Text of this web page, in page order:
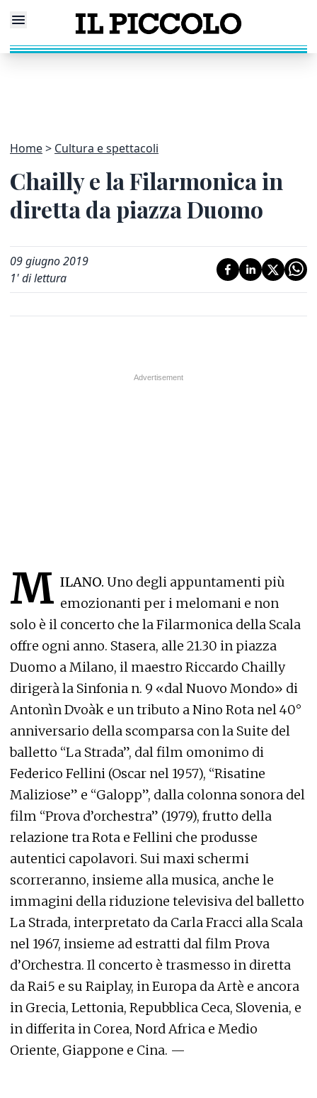
Home Cultura e spettacoli
Chailly e la Filarmonica in
diretta da piazza Duomo
09 giugno 2019
1' di lettura
M ILANO. Uno degli appuntamenti più
emozionanti per i melomani e non
solo è il concerto che la Filarmonica della Scala
offre ogni anno. Stasera, alle 21.30 in piazza
Duomo a Milano, il maestro Riccardo Chailly
dirigerà la Sinfonia n. 9 «dal Nuovo Mondo» di
Antonìn Dvoàk e un tributo a Nino Rota nel 40°
anniversario della scomparsa con la Suite del
balletto “La Strada”, dal film omonimo di
Federico Fellini (Oscar nel 1957), “Risatine
Maliziose” e “Galopp”, dalla colonna sonora del
film “Prova d’orchestra” (1979), frutto della
relazione tra Rota e Fellini che produsse
autentici capolavori. Sui maxi schermi
scorreranno, insieme alla musica, anche le
immagini della riduzione televisiva del balletto
La Strada, interpretato da Carla Fracci alla Scala
nel 1967, insieme ad estratti dal film Prova
d’Orchestra. Il concerto è trasmesso in diretta
da Rai5 e su Raiplay, in Europa da Artè e ancora
in Grecia, Lettonia, Repubblica Ceca, Slovenia, e
in differita in Corea, Nord Africa e Medio
Oriente, Giappone e Cina. —